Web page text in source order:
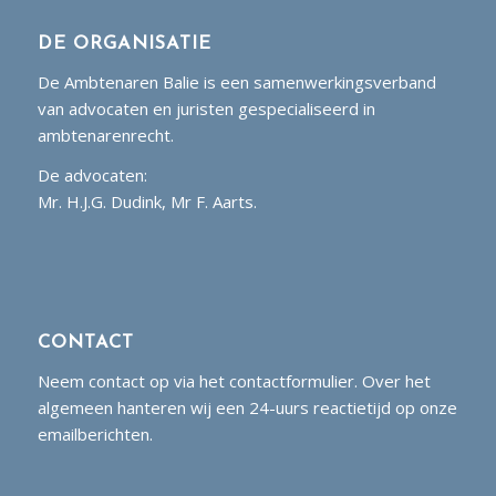
DE ORGANISATIE
De Ambtenaren Balie is een samenwerkingsverband
van advocaten en juristen gespecialiseerd in
ambtenarenrecht.
De advocaten:
Mr. H.J.G. Dudink, Mr F. Aarts.
CONTACT
Neem contact op via het contactformulier. Over het
algemeen hanteren wij een 24-uurs reactietijd op onze
emailberichten.